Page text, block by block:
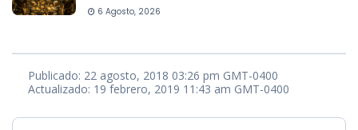
6 Agosto, 2026
Publicado: 22 agosto, 2018 03:26 pm GMT-0400
Actualizado: 19 febrero, 2019 11:43 am GMT-0400